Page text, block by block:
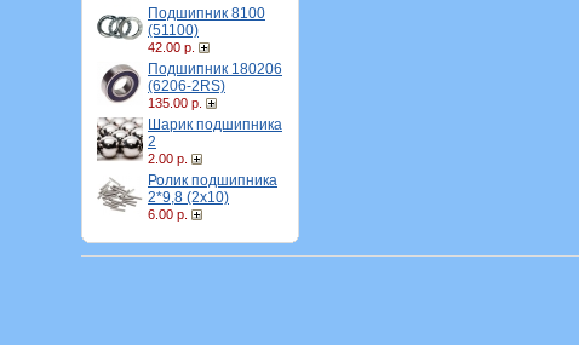
Подшипник 8100
(51100)
42.00 р.
Подшипник 180206
(6206-2RS)
135.00 р.
Шарик подшипника
2
2.00 р.
Ролик подшипника
2*9,8 (2х10)
6.00 р.